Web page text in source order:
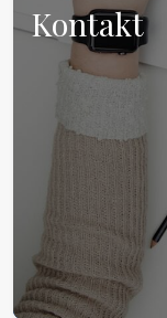
Kontakt